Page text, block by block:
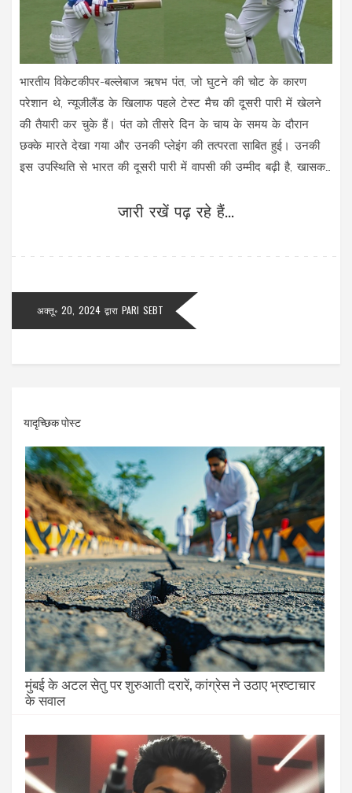
भारतीय विकेटकीपर-बल्लेबाज ऋषभ पंत, जो घुटने की चोट के कारण
परेशान थे, न्यूजीलैंड के खिलाफ पहले टेस्ट मैच की दूसरी पारी में खेलने
की तैयारी कर चुके हैं। पंत को तीसरे दिन के चाय के समय के दौरान
छक्के मारते देखा गया और उनकी प्लेइंग की तत्परता साबित हुई। उनकी
इस उपस्थिति से भारत की दूसरी पारी में वापसी की उम्मीद बढ़ी है, खासकर
जारी रखें पढ़ रहे हैं...
अक्तू॰ 20, 2024 द्वारा PARI SEBT
यादृच्छिक पोस्ट
मुंबई के अटल सेतु पर शुरुआती दरारें, कांग्रेस ने उठाए भ्रष्टाचार
के सवाल